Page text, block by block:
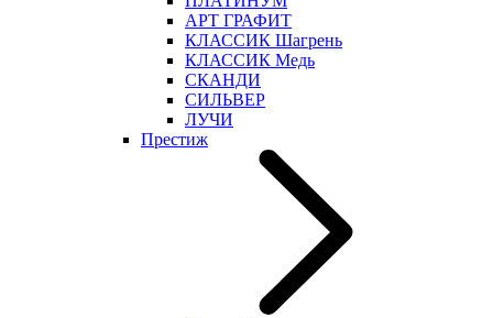
АРТ ГРАФИТ
КЛАССИК Шагрень
КЛАССИК Медь
СКАНДИ
СИЛЬВЕР
ЛУЧИ
Престиж